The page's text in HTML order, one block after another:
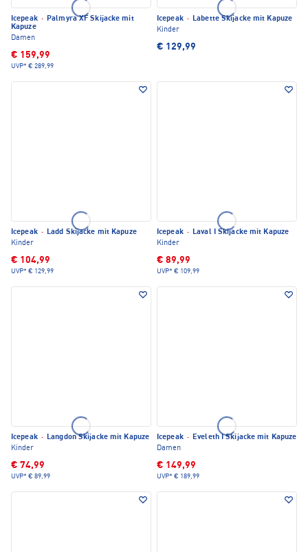
Icepeak · Palmyra XF Skijacke mit
Kapuze
Damen
€ 159,99
UVP* € 289,99
Icepeak · Labette Skijacke mit Kapuze
Kinder
€ 129,99
Icepeak · Ladd Skijacke mit Kapuze
Kinder
€ 104,99
UVP* € 129,99
Icepeak · Laval I Skijacke mit Kapuze
Kinder
€ 89,99
UVP* € 109,99
Icepeak · Langdon Skijacke mit Kapuze
Kinder
€ 74,99
UVP* € 89,99
Icepeak · Eveleth I Skijacke mit Kapuze
Damen
€ 149,99
UVP* € 189,99